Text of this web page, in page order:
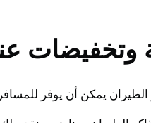
يمكن أن يوفر